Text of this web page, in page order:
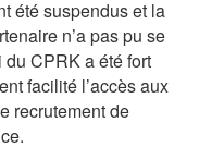
été suspendus et la
n’a pas pu se
du CPRK a été fort
facilité l’accès aux
recrutement de